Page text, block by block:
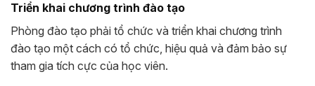
Triển khai chương trình đào tạo
Phòng đào tạo phải tổ chức và triển khai chương trình
đào tạo một cách có tổ chức, hiệu quả và đảm bảo sự
tham gia tích cực của học viên.